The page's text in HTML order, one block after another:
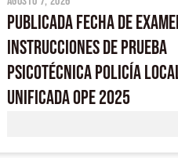
PUBLICADA FECHA DE
INSTRUCCIONES DE PRUEBA
PSICOTÉCNICA POLICÍA
UNIFICADA OPE 2025